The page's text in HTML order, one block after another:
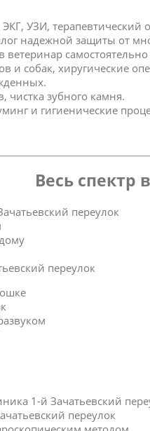
УЗИ, терапевтический
надежной защиты от
и собак,
чистка зубного камня.
и гигиенические
Весь спектр
переулок
переулок
1-й Зачатьевский
переулок